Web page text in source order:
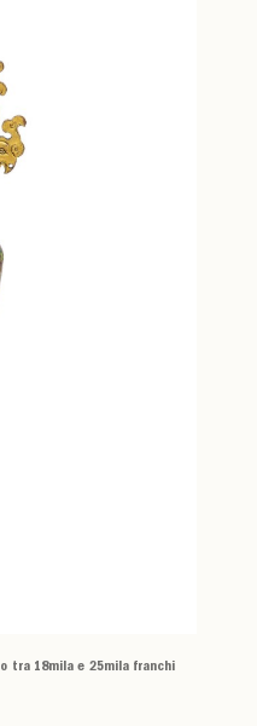
tra 18mila e 25mila franchi